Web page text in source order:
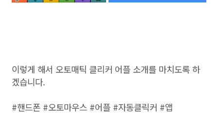
이렇게 해서 오토매틱 클리커 어플 소개를 마치도록 하
겠습니다.
#핸드폰 #오토마우스 #어플 #자동클릭커 #앱